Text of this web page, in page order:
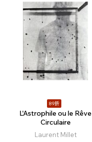
89折
L'Astrophile ou le Rêve
Circulaire
Laurent Millet